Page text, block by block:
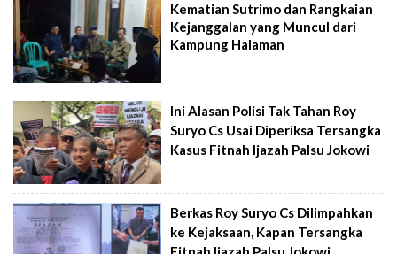
Kematian Sutrimo dan Rangkaian
Kejanggalan yang Muncul dari
Kampung Halaman
Ini Alasan Polisi Tak Tahan Roy
Suryo Cs Usai Diperiksa Tersangka
Kasus Fitnah Ijazah Palsu Jokowi
Berkas Roy Suryo Cs Dilimpahkan
ke Kejaksaan, Kapan Tersangka